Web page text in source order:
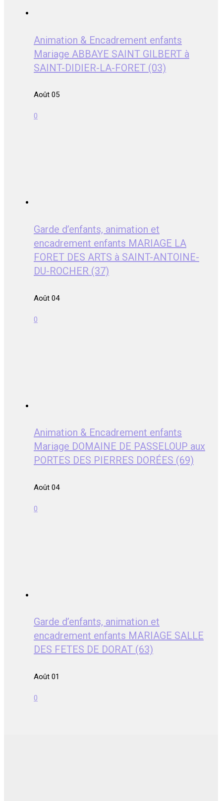
Animation & Encadrement enfants
Mariage ABBAYE SAINT GILBERT à
SAINT-DIDIER-LA-FORET (03)
Août 05
0
Garde d’enfants, animation et
encadrement enfants MARIAGE LA
FORET DES ARTS à SAINT-ANTOINE-
DU-ROCHER (37)
Août 04
0
Animation & Encadrement enfants
Mariage DOMAINE DE PASSELOUP aux
PORTES DES PIERRES DORÉES (69)
Août 04
0
Garde d’enfants, animation et
encadrement enfants MARIAGE SALLE
DES FETES DE DORAT (63)
Août 01
0